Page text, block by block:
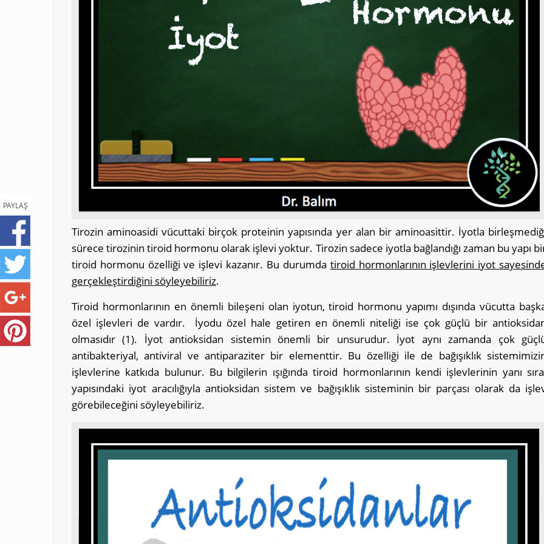
PAYLAŞ
Tirozin aminoasidi vücuttaki birçok proteinin yapısında yer alan bir aminoasittir. İyotla
sürece tirozinin tiroid hormonu olarak işlevi yoktur. Tirozin sadece iyotla bağlandığı zaman bu yapı
tiroid hormonu özelliği ve işlevi kazanır. Bu durumda tiroid hormonlarının işlevlerini iyot
gerçekleştirdiğini söyleyebiliriz.
Tiroid hormonlarının en önemli bileşeni olan iyotun, tiroid hormonu yapımı dışında vücutta
özel işlevleri de vardır. İyodu özel hale getiren en önemli niteliği ise çok güçlü bir
olmasıdır (1). İyot antioksidan sistemin önemli bir unsurudur. İyot aynı zamanda çok
antibakteriyal, antiviral ve antiparaziter bir elementtir. Bu özelliği ile de bağışıklık
işlevlerine katkıda bulunur. Bu bilgilerin ışığında tiroid hormonlarının kendi işlevlerinin yanı
yapısındaki iyot aracılığıyla antioksidan sistem ve bağışıklık sisteminin bir parçası olarak da
görebileceğini söyleyebiliriz.